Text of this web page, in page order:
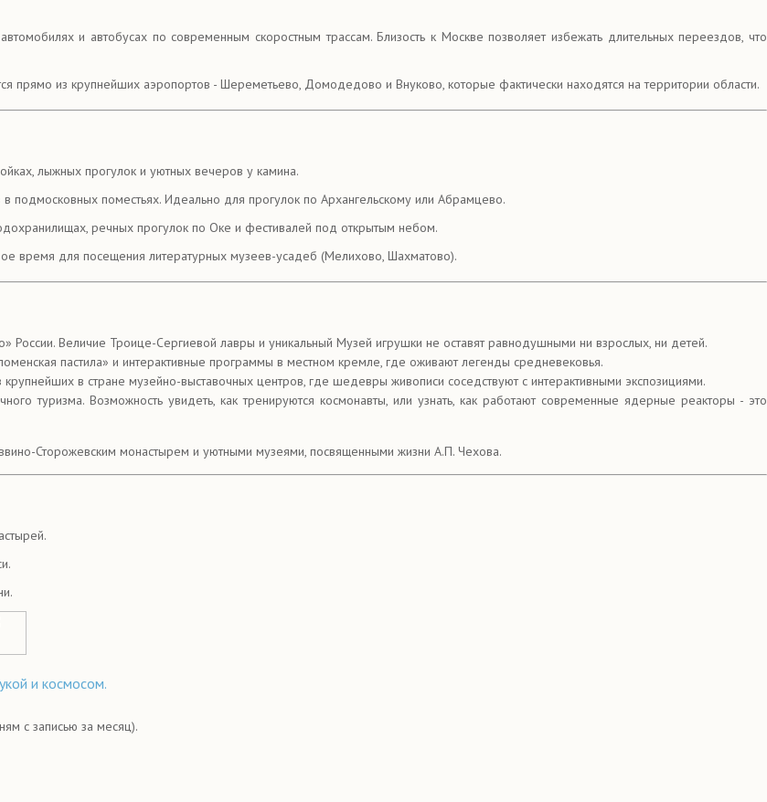
и автобусах по современным скоростным трассам. Близость к Москве позволяет избежать длительных переездов, что
прямо из крупнейших аэропортов - Шереметьево, Домодедово и Внуково, которые фактически находятся на территории области.
лыжных прогулок и уютных вечеров у камина.
поместьях. Идеально для прогулок по Архангельскому или Абрамцево.
речных прогулок по Оке и фестивалей под открытым небом.
время для посещения литературных музеев-усадеб (Мелихово, Шахматово).
России. Величие Троице-Сергиевой лавры и уникальный Музей игрушки не оставят равнодушными ни взрослых, ни детей.
пастила» и интерактивные программы в местном кремле, где оживают легенды средневековья.
в стране музейно-выставочных центров, где шедевры живописи соседствуют с интерактивными экспозициями.
туризма. Возможность увидеть, как тренируются космонавты, или узнать, как работают современные ядерные реакторы - это
Сторожевским монастырем и уютными музеями, посвященными жизни А.П. Чехова.
и космосом.
с записью за месяц).